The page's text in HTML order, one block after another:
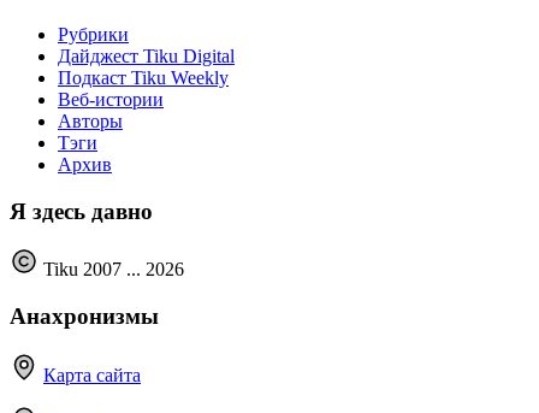
Рубрики
Дайджест Tiku Digital
Подкаст Tiku Weekly
Веб-истории
Авторы
Тэги
Архив
Я здесь давно
Tiku 2007 ... 2026
Анахронизмы
Карта сайта